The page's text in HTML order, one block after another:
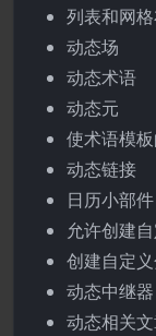
列表和网
动态场
动态术语
动态元
使术语模
动态链接
日历小部件
允许创建
创建自定
动态中继器
动态相关